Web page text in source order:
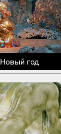
Новый год